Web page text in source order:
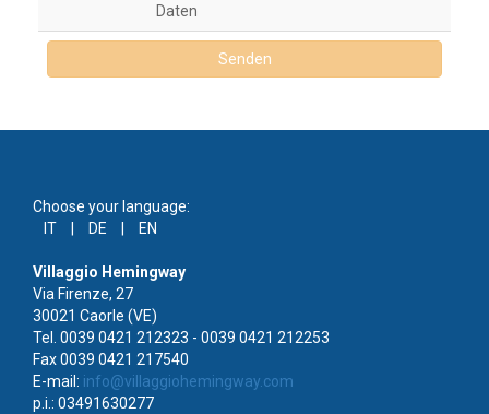
Daten
Senden
Choose your language:
IT
DE EN
Villaggio Hemingway
Via Firenze, 27
30021 Caorle (VE)
Tel. 0039 0421 212323 - 0039 0421 212253
Fax 0039 0421 217540
E-mail: info@villaggiohemingway.com
p.i.: 03491630277